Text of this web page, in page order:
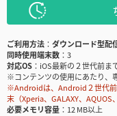
ご利用方法
ダウンロード型配
同時使用端末数
3
対応OS
iOS最新の２世代前ま
※コンテンツの使用にあたり、
※Androidは、Android２世代前
末（Xperia、GALAXY、
必要メモリ容量
12 MB以上